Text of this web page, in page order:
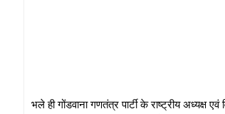
भले ही गोंडवाना गणतंत्र पार्टी के राष्ट्रीय अध्यक्ष